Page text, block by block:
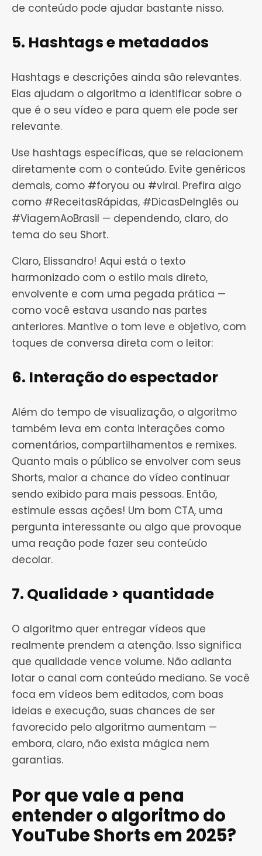
de conteúdo pode ajudar bastante nisso.
5. Hashtags e metadados
Hashtags e descrições ainda são relevantes.
Elas ajudam o algoritmo a identificar sobre o
que é o seu vídeo e para quem ele pode ser
relevante.
Use hashtags específicas, que se relacionem
diretamente com o conteúdo. Evite genéricos
demais, como #foryou ou #viral. Prefira algo
como #ReceitasRápidas, #DicasDeInglês ou
#ViagemAoBrasil — dependendo, claro, do
tema do seu Short.
Claro, Elissandro! Aqui está o texto
harmonizado com o estilo mais direto,
envolvente e com uma pegada prática —
como você estava usando nas partes
anteriores. Mantive o tom leve e objetivo, com
toques de conversa direta com o leitor:
6. Interação do espectador
Além do tempo de visualização, o algoritmo
também leva em conta interações como
comentários, compartilhamentos e remixes.
Quanto mais o público se envolver com seus
Shorts, maior a chance do vídeo continuar
sendo exibido para mais pessoas. Então,
estimule essas ações! Um bom CTA, uma
pergunta interessante ou algo que provoque
uma reação pode fazer seu conteúdo
decolar.
7. Qualidade > quantidade
O algoritmo quer entregar vídeos que
realmente prendem a atenção. Isso significa
que qualidade vence volume. Não adianta
lotar o canal com conteúdo mediano. Se você
foca em vídeos bem editados, com boas
ideias e execução, suas chances de ser
favorecido pelo algoritmo aumentam —
embora, claro, não exista mágica nem
garantias.
Por que vale a pena
entender o algoritmo do
YouTube Shorts em 2025?